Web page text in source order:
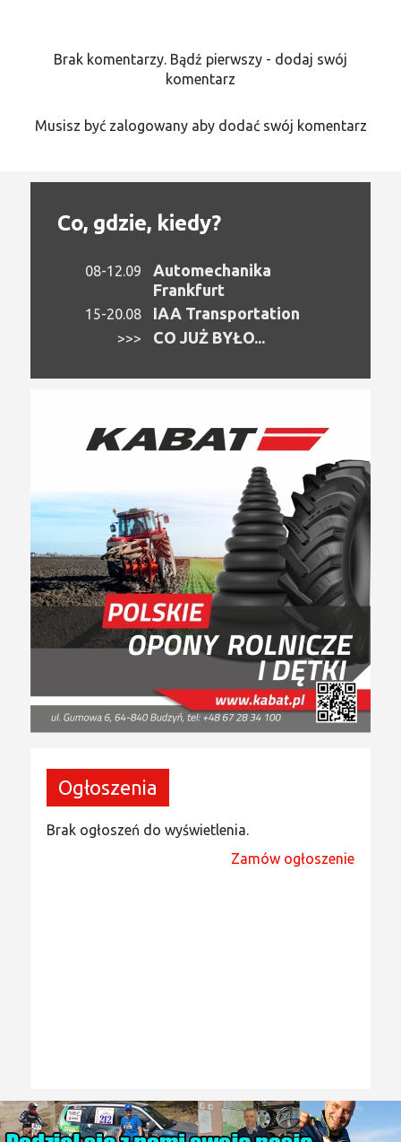
Brak komentarzy. Bądź pierwszy - dodaj swój
komentarz
Musisz być zalogowany aby dodać swój komentarz
Co, gdzie, kiedy?
08-12.09
Automechanika
Frankfurt
15-20.08 IAA Transportation
>>> CO JUŻ BYŁO...
Ogłoszenia
Brak ogłoszeń do wyświetlenia.
Zamów ogłoszenie